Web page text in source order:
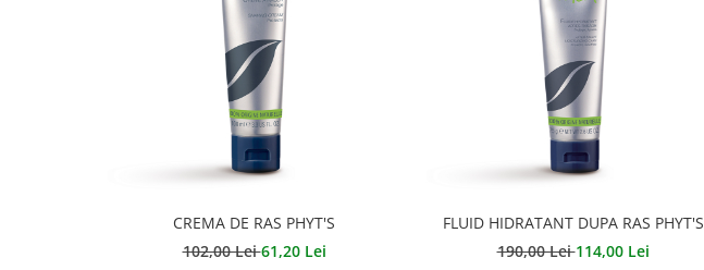
CREMA DE RAS PHYT'S
102,00 Lei61,20 Lei
FLUID HIDRATANT DUPA RAS PHYT'S
190,00 Lei114,00 Lei